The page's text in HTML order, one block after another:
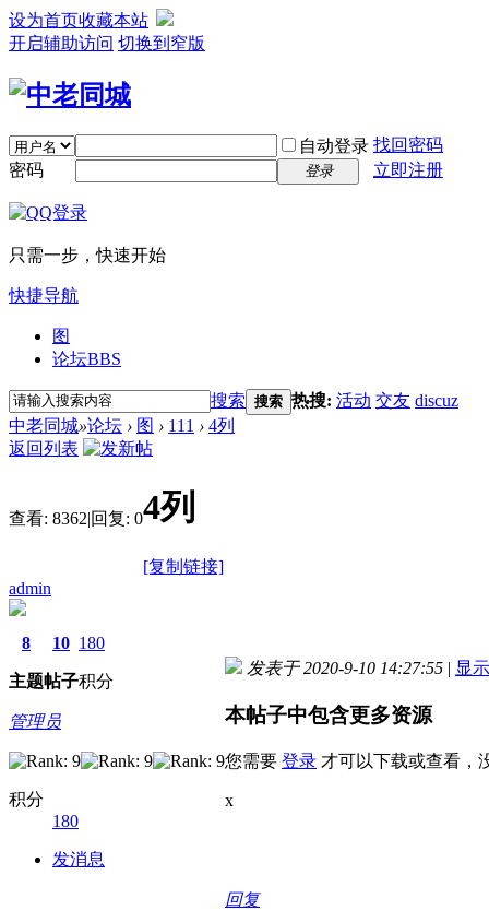
设为首页收藏本站
开启辅助访问 切换到窄版
自动登录 找回密码
密码
登录 立即注册
只需一步，快速开始
快捷导航
图
论坛BBS
搜索 搜索 热搜: 活动 交友 discuz
中老同城»论坛 › 图 › 111 › 4列
返回列表
查看: 8362|回复: 04列
[复制链接]
admin
8
主题
10
帖子
180
积分
管理员
积分
180
发消息
发表于 2020-9-10 14:27:55 | 显
本帖子中包含更多资源
您需要 登录 才可以下载或查看，
x
回复